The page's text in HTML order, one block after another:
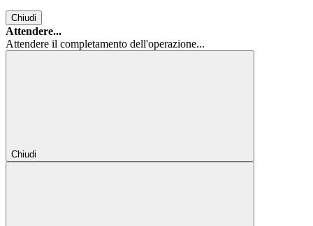
Chiudi
Attendere...
Attendere il completamento dell'operazione...
Chiudi